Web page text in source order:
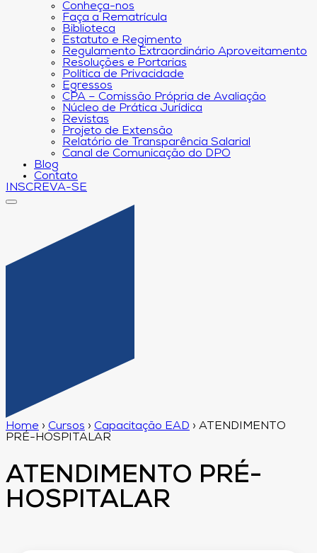
Conheça-nos
Faça a Rematrícula
Biblioteca
Estatuto e Regimento
Regulamento Extraordinário Aproveitamento
Resoluções e Portarias
Política de Privacidade
Egressos
CPA – Comissão Própria de Avaliação
Núcleo de Prática Jurídica
Revistas
Projeto de Extensão
Relatório de Transparência Salarial
Canal de Comunicação do DPO
Blog
Contato
INSCREVA-SE
Home › Cursos › Capacitação EAD › ATENDIMENTO
PRÉ-HOSPITALAR
ATENDIMENTO PRÉ-
HOSPITALAR